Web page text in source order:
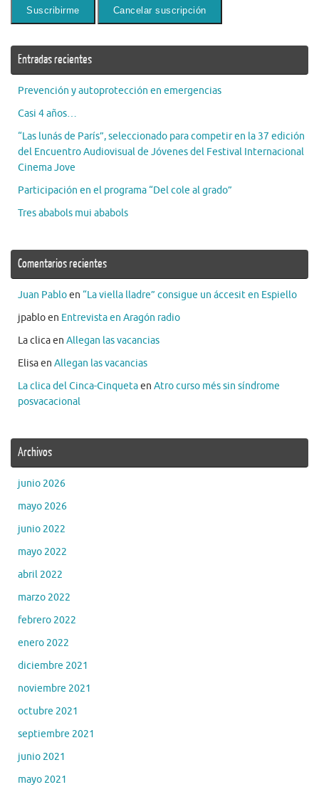
Entradas recientes
Prevención y autoprotección en emergencias
Casi 4 años…
“Las lunás de París”, seleccionado para competir en la 37 edición
del Encuentro Audiovisual de Jóvenes del Festival Internacional
Cinema Jove
Participación en el programa “Del cole al grado”
Tres ababols mui ababols
Comentarios recientes
Juan Pabloen “La viella lladre” consigue un áccesit en Espiello
jpabloen Entrevista en Aragón radio
La clicaen Allegan las vacancias
Elisaen Allegan las vacancias
La clica del Cinca-Cinquetaen Atro curso més sin síndrome
posvacacional
Archivos
junio 2026
mayo 2026
junio 2022
mayo 2022
abril 2022
marzo 2022
febrero 2022
enero 2022
diciembre 2021
noviembre 2021
octubre 2021
septiembre 2021
junio 2021
mayo 2021